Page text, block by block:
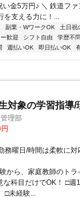
金5万円♪ ＼ 鉄道ファ
を支える力に！...
副業・WワークOK 土日祝
歓迎 シフト自由 学歴不問
週払いOK 即日払いOK
対象の学習指
理部
務曜日/時間は柔軟に
から、家庭教師のト
科目だけでOK！ □週
□未経験...